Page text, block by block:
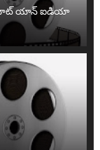
వాట్ యాన్ ఐడియా